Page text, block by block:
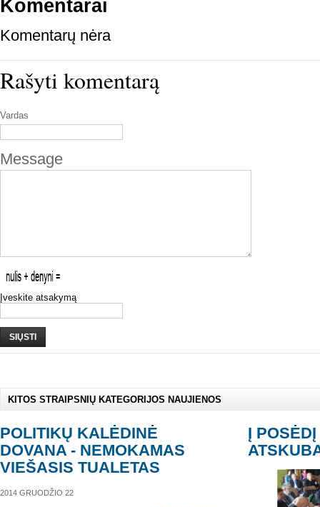
Komentarai
Komentarų nėra
Rašyti komentarą
Vardas
Message
Įveskite atsakymą
SIŲSTI
KITOS STRAIPSNIŲ KATEGORIJOS NAUJIENOS
POLITIKŲ KALĖDINĖ
DOVANA - NEMOKAMAS
VIEŠASIS TUALETAS
2014 GRUODŽIO 22
Į